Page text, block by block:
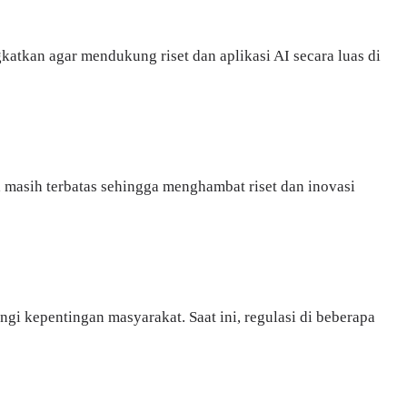
agar mendukung riset dan aplikasi AI secara luas di
terbatas sehingga menghambat riset dan inovasi
kepentingan masyarakat. Saat ini, regulasi di beberapa